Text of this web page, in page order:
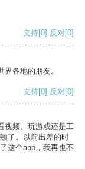
支持[0] 反对[0]
各地的朋友。
支持[0] 反对[0]
视频、玩游戏还是工
了。以前出差的时
这个app，我再也不